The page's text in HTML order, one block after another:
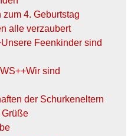
4. Geburtstag
alle verzaubert
Feenkinder sind
sind
der Schurkeneltern
Grüße